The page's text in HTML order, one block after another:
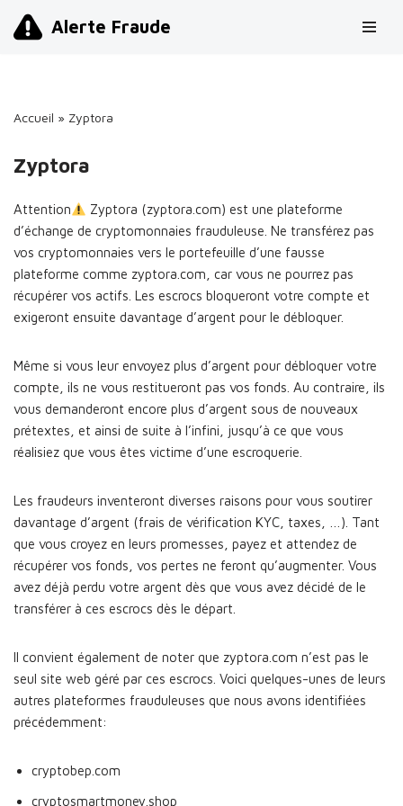
Alerte Fraude
Accueil » Zyptora
Zyptora
Attention
Zyptora (zyptora.com) est une plateforme
d’échange de cryptomonnaies frauduleuse. Ne transférez pas
vos cryptomonnaies vers le portefeuille d’une fausse
plateforme comme zyptora.com, car vous ne pourrez pas
récupérer vos actifs. Les escrocs bloqueront votre compte et
exigeront ensuite davantage d’argent pour le débloquer.
Même si vous leur envoyez plus d’argent pour débloquer votre
compte, ils ne vous restitueront pas vos fonds. Au contraire, ils
vous demanderont encore plus d’argent sous de nouveaux
prétextes, et ainsi de suite à l’infini, jusqu’à ce que vous
réalisiez que vous êtes victime d’une escroquerie.
Les fraudeurs inventeront diverses raisons pour vous soutirer
davantage d’argent (frais de vérification KYC, taxes, …). Tant
que vous croyez en leurs promesses, payez et attendez de
récupérer vos fonds, vos pertes ne feront qu’augmenter. Vous
avez déjà perdu votre argent dès que vous avez décidé de le
transférer à ces escrocs dès le départ.
Il convient également de noter que zyptora.com n’est pas le
seul site web géré par ces escrocs. Voici quelques-unes de leurs
autres plateformes frauduleuses que nous avons identifiées
précédemment:
cryptobep.com
cryptosmartmoney.shop